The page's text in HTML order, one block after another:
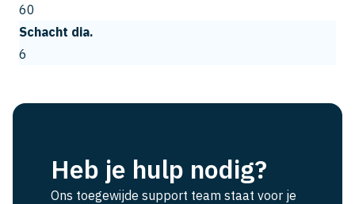
60
Schacht dia.
6
Heb je hulp nodig?
Ons toegewijde support team staat voor je